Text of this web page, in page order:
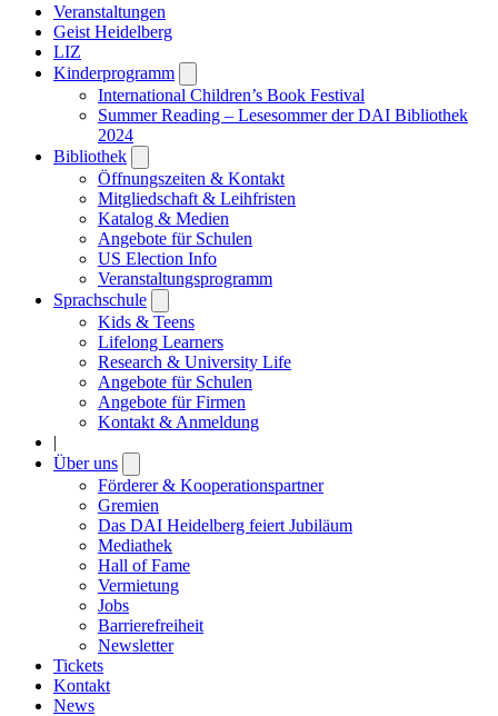
Veranstaltungen
Geist Heidelberg
LIZ
Kinderprogramm
submenu
International Children’s Book Festival
Summer Reading – Lesesommer der DAI Bibliothek
2024
Bibliothek
submenu
Öffnungszeiten & Kontakt
Mitgliedschaft & Leihfristen
Katalog & Medien
Angebote für Schulen
US Election Info
Veranstaltungsprogramm
Sprachschule
submenu
Kids & Teens
Lifelong Learners
Research & University Life
Angebote für Schulen
Angebote für Firmen
Kontakt & Anmeldung
|
Über uns
submenu
Förderer & Kooperationspartner
Gremien
Das DAI Heidelberg feiert Jubiläum
Mediathek
Hall of Fame
Vermietung
Jobs
Barrierefreiheit
Newsletter
Tickets
Kontakt
News